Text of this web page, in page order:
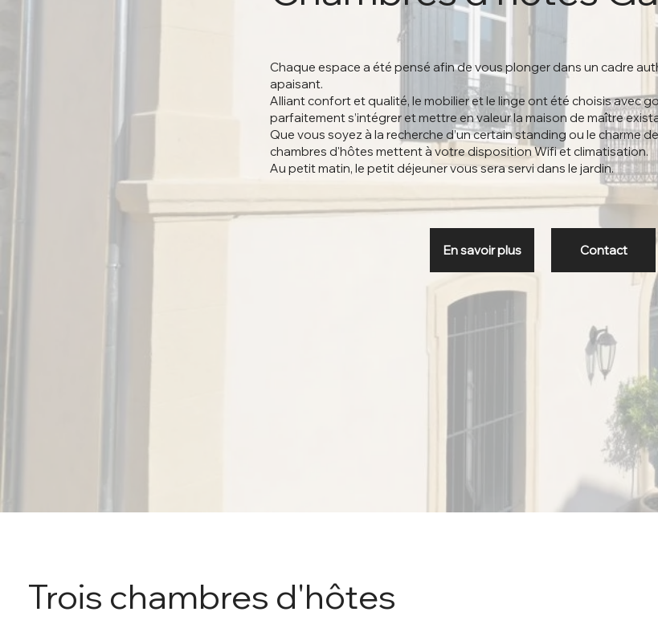
Contact
En savoir plus
Chaque espace a été pensé afin de vous plonger dans un cadre
apaisant.
Alliant confort et qualité, le mobilier et le linge ont été choisis avec
parfaitement s’intégrer et mettre en valeur la maison de maître
Que vous soyez à la recherche d’un certain standing ou le charme
chambres d'hôtes mettent à votre disposition Wifi et climatisation.
Au petit matin, le petit déjeuner vous sera servi dans le jardin.
Trois chambres d'hôtes